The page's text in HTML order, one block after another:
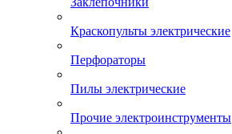
Краскопульты электрические
Перфораторы
Пилы электрические
Прочие электроинструменты